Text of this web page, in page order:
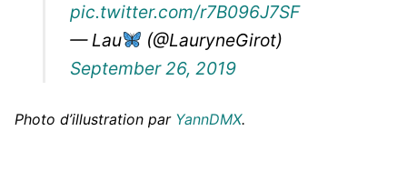
pic.twitter.com/r7B096J7SF
— Lau
(@LauryneGirot)
September 26, 2019
Photo d’illustration par YannDMX.